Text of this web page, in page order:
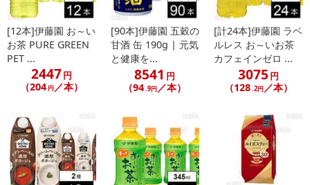
[12本]伊藤園 お～い
お茶 PURE GREEN
PET ...
2447円
（204 円／本）
[90本]伊藤園 五穀の
甘酒 缶 190g | 元気
と健康を...
8541 円
（94.9円／本）
[計24本]伊藤園 ラベ
ルレス お～いお茶
カフェインゼロ ...
3075 円
（128.2円／本）